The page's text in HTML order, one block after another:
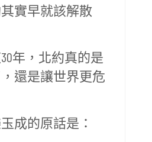
實早就該解散
年，北約真的是
還是讓世界更危
成的原話是：